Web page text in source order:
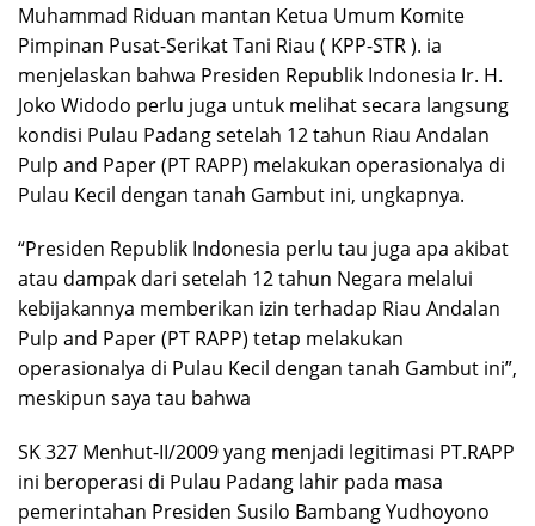
Muhammad Riduan mantan Ketua Umum Komite
Pimpinan Pusat-Serikat Tani Riau ( KPP-STR ). ia
menjelaskan bahwa Presiden Republik Indonesia Ir. H.
Joko Widodo perlu juga untuk melihat secara langsung
kondisi Pulau Padang setelah 12 tahun Riau Andalan
Pulp and Paper (PT RAPP) melakukan operasionalya di
Pulau Kecil dengan tanah Gambut ini, ungkapnya.
“Presiden Republik Indonesia perlu tau juga apa akibat
atau dampak dari setelah 12 tahun Negara melalui
kebijakannya memberikan izin terhadap Riau Andalan
Pulp and Paper (PT RAPP) tetap melakukan
operasionalya di Pulau Kecil dengan tanah Gambut ini”,
meskipun saya tau bahwa
SK 327 Menhut-II/2009 yang menjadi legitimasi PT.RAPP
ini beroperasi di Pulau Padang lahir pada masa
pemerintahan Presiden Susilo Bambang Yudhoyono